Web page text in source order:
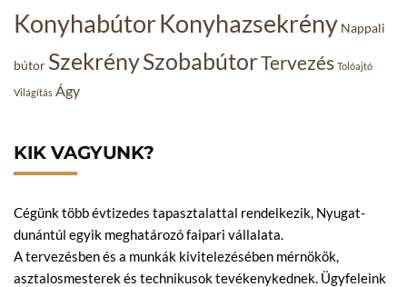
KonyhabútorKonyhazsekrény Nappali
bútor SzekrénySzobabútorTervezés Tolóajtó
Világítás Ágy
KIK VAGYUNK?
Cégünk több évtizedes tapasztalattal rendelkezik, Nyugat-
dunántúl egyik meghatározó faipari vállalata.
A tervezésben és a munkák kivitelezésében mérnökök,
asztalosmesterek és technikusok tevékenykednek. Ügyfeleink